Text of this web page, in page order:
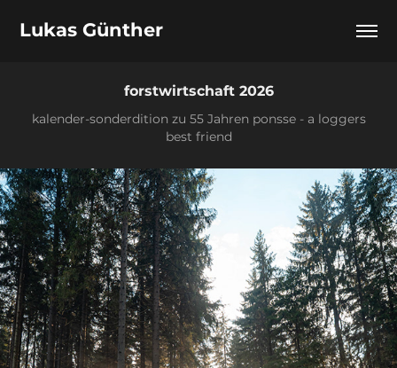
Lukas Günther
forstwirtschaft 2026
kalender-sonderdition zu 55 Jahren ponsse - a loggers
best friend